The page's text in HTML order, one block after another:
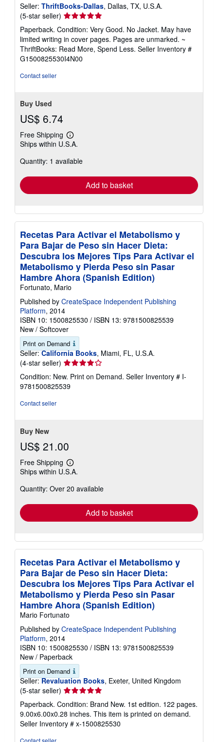
Seller: ThriftBooks-Dallas, Dallas, TX, U.S.A.
(5-star seller) Seller
rating
5
out
of
5
Paperback. Condition: Very Good. No Jacket. May have
limited writing in cover pages. Pages are unmarked. ~
ThriftBooks: Read More, Spend Less. Seller Inventory #
G1500825530I4N00
Contact seller
Buy Used
US$ 6.74
Free Shipping
Learn
more
shipping
Ships within U.S.A.
Quantity: 1 available
Add to basket
Recetas Para Activar el Metabolismo y
Para Bajar de Peso sin Hacer Dieta:
Descubra los Mejores Tips Para Activar el
Metabolismo y Pierda Peso sin Pasar
Hambre Ahora (Spanish Edition)
Fortunato, Mario
Published by CreateSpace Independent Publishing
Platform, 2014
ISBN 10: 1500825530 / ISBN 13: 9781500825539
New / Softcover
Print on Demand
Seller: California Books, Miami, FL, U.S.A.
(4-star seller) Seller
rating
4
out
Condition: New. Print on Demand. Seller Inventory # I-
9781500825539
Contact seller
Buy New
US$ 21.00
Free Shipping
Learn
more
shipping
Ships within U.S.A.
Quantity: Over 20 available
Add to basket
Recetas Para Activar el Metabolismo y
Para Bajar de Peso sin Hacer Dieta:
Descubra los Mejores Tips Para Activar el
Metabolismo y Pierda Peso sin Pasar
Hambre Ahora (Spanish Edition)
Mario Fortunato
Published by CreateSpace Independent Publishing
Platform, 2014
ISBN 10: 1500825530 / ISBN 13: 9781500825539
New / Paperback
Print on Demand
Seller: Revaluation Books, Exeter, United Kingdom
(5-star seller) Seller
rating
5
out
of
Paperback. Condition: Brand New. 1st edition. 122 pages.
9.00x6.00x0.28 inches. This item is printed on demand.
Seller Inventory # x-1500825530
Contact seller